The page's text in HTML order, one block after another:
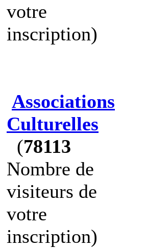
votre
inscription)
Associations
Culturelles
(78113
Nombre de
visiteurs de
votre
inscription)